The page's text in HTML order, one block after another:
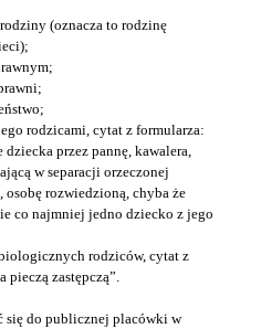
(oznacza to rodzinę
rodzicami, cytat z formularza:
przez pannę, kawalera,
w separacji orzeczonej
rozwiedzioną, chyba że
co najmniej jedno dziecko z jego
rodziców, cytat z
zastępczą”.
się do publicznej placówki w